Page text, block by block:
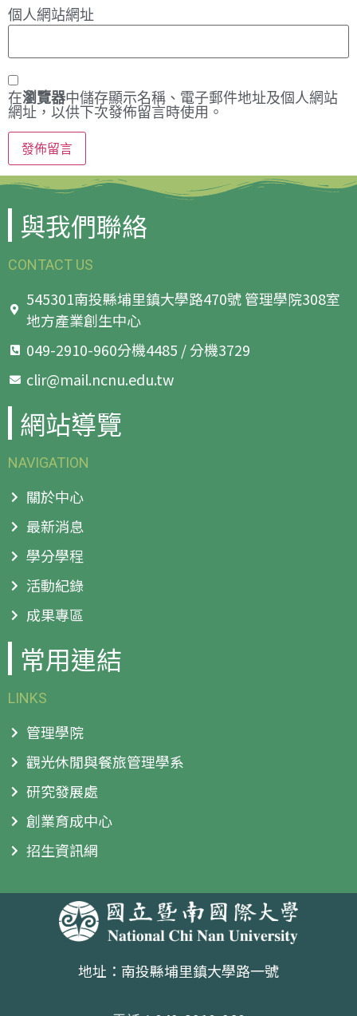
個人網站網址
在瀏覽器中儲存顯示名稱、電子郵件地址及個人網站
網址，以供下次發佈留言時使用。
與我們聯絡
CONTACT US
545301南投縣埔里鎮大學路470號 管理學院308室
地方產業創生中心
049-2910-960分機4485 / 分機3729
clir@mail.ncnu.edu.tw
網站導覽
NAVIGATION
關於中心
最新消息
學分學程
活動紀錄
成果專區
常用連結
LINKS
管理學院
觀光休閒與餐旅管理學系
研究發展處
創業育成中心
招生資訊網
地址：南投縣埔里鎮大學路一號